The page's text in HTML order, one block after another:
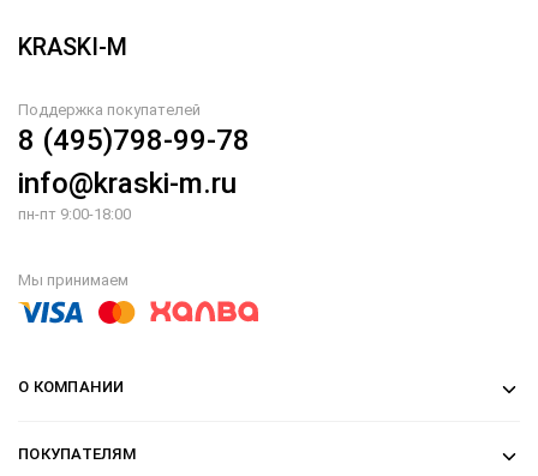
KRASKI-M
Поддержка покупателей
8 (495)798-99-78
info@kraski-m.ru
пн-пт 9:00-18:00
Мы принимаем
О КОМПАНИИ
ПОКУПАТЕЛЯМ